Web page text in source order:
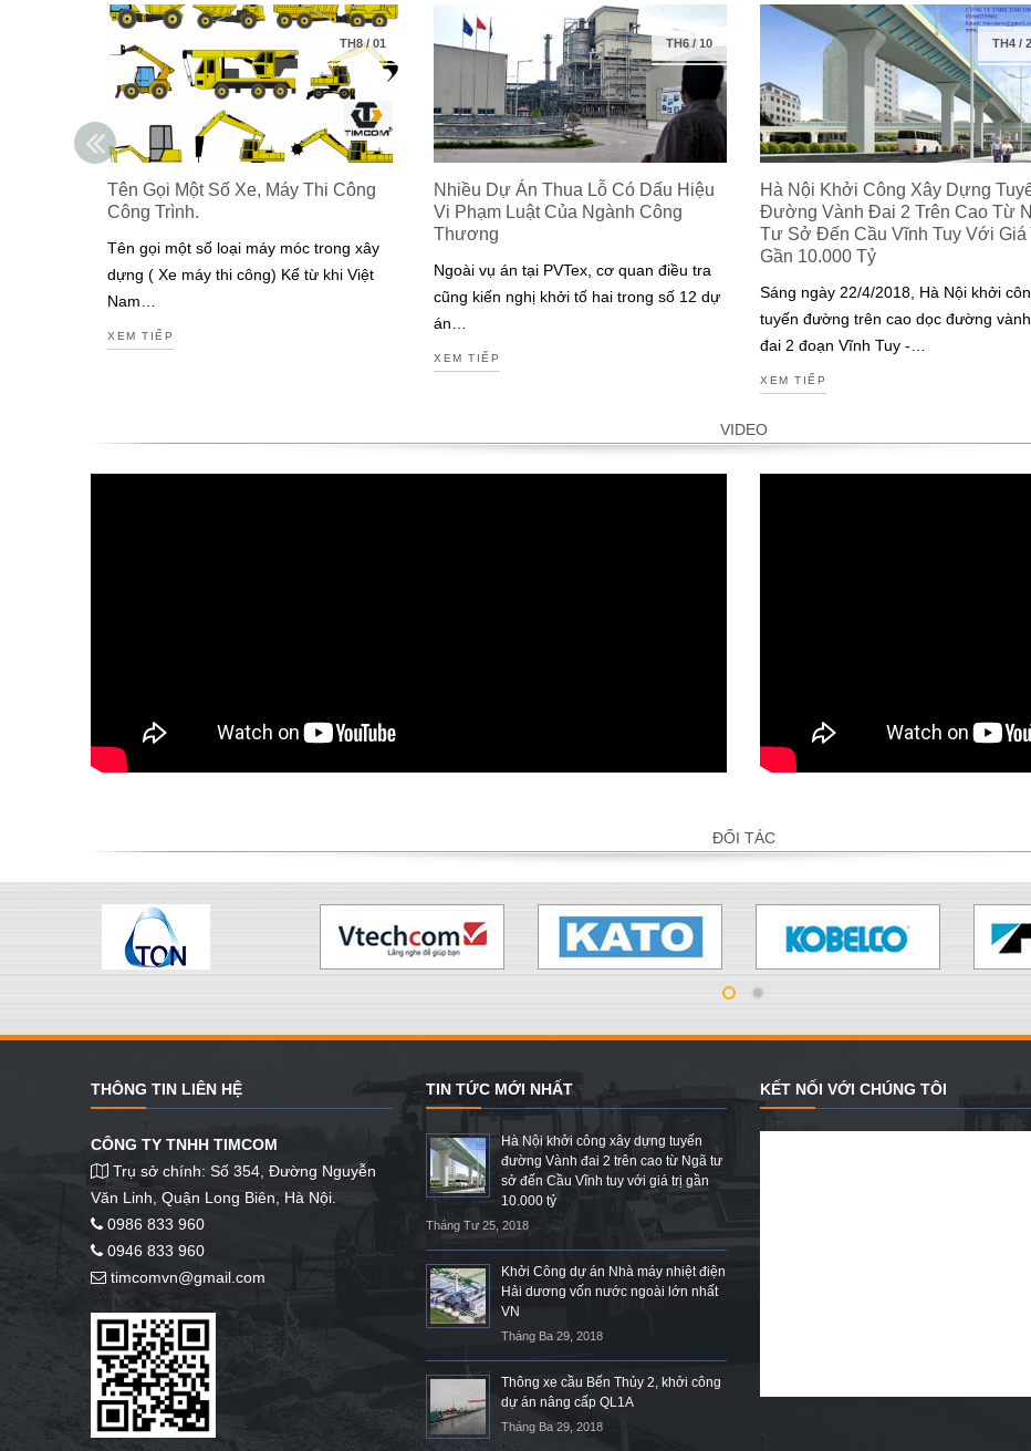
TH8/01
Tên Gọi Một Số Xe, Máy Thi Công
Công Trình.
Tên gọi một số loại máy móc trong xây
dựng ( Xe máy thi công) Kể từ khi Việt
Nam…
XEM TIẾP
TH6/10
Nhiều Dự Án Thua Lỗ Có Dấu Hiệu
Vi Phạm Luật Của Ngành Công
Thương
Ngoài vụ án tại PVTex, cơ quan điều tra
cũng kiến nghị khởi tố hai trong số 12 dự
án…
XEM TIẾP
TH4 /
Hà Nội Khởi Công Xây Dựng
Đường Vành Đai 2 Trên Cao Từ
Tư Sở Đến Cầu Vĩnh Tuy Với Giá
Gần 10.000 Tỷ
Sáng ngày 22/4/2018, Hà Nội khởi
tuyến đường trên cao dọc đường vành
đai 2 đoạn Vĩnh Tuy -…
XEM TIẾP
VIDEO
ĐỐI TÁC
THÔNG TIN LIÊN HỆ
CÔNG TY TNHH TIMCOM
Trụ sở chính: Số 354, Đường Nguyễn
Văn Linh, Quận Long Biên, Hà Nội.
0986 833 960
0946 833 960
timcomvn@gmail.com
TIN TỨC MỚI NHẤT
Hà Nội khởi công xây dựng tuyến
đường Vành đai 2 trên cao từ Ngã tư
sở đến Cầu Vĩnh tuy với giá trị gần
10.000 tỷ
Tháng Tư 25, 2018
Khởi Công dự án Nhà máy nhiệt điện
Hải dương vốn nước ngoài lớn nhất
VN
Tháng Ba 29, 2018
Thông xe cầu Bến Thủy 2, khởi công
dự án nâng cấp QL1A
Tháng Ba 29, 2018
KẾT NỐI VỚI CHÚNG TÔI